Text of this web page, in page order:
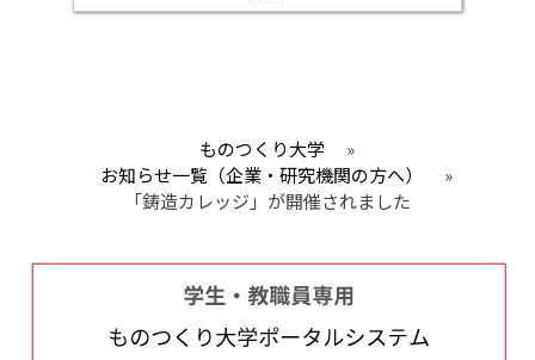
ものつくり大学
»
お知らせ一覧（企業・研究機関の方へ）
»
「鋳造カレッジ」が開催されました